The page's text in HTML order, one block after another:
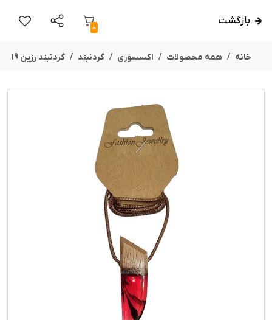
بازگشت
0
خانه همه محصولات اکسسوری گردنبند گردنبند رزین 19